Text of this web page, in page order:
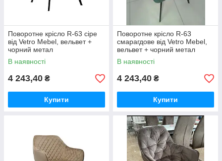
Поворотне крісло R-63 сіре
від Vetro Mebel, вельвет +
чорний метал
В наявності
4 243,40 ₴
Купити
Поворотне крісло R-63
смарагдове від Vetro Mebel,
вельвет + чорний метал
В наявності
4 243,40 ₴
Купити